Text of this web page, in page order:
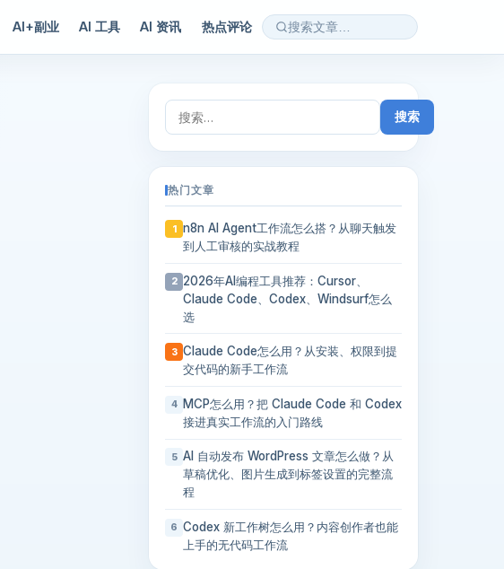
AI+副业 AI 工具 AI 资讯 热点评论
索：
热门文章
1 n8n AI Agent工作流怎么搭？从聊天触发
到人工审核的实战教程
2 2026年AI编程工具推荐：Cursor、
Claude Code、Codex、Windsurf怎么
选
3 Claude Code怎么用？从安装、权限到提
交代码的新手工作流
4
MCP怎么用？把 Claude Code 和 Codex
接进真实工作流的入门路线
5 AI 自动发布 WordPress 文章怎么做？从
草稿优化、图片生成到标签设置的完整流
程
6 Codex 新工作树怎么用？内容创作者也能
上手的无代码工作流